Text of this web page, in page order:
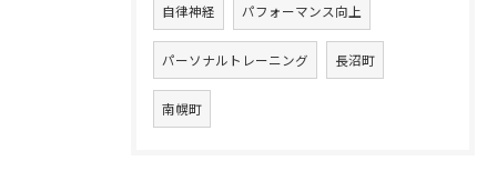
自律神経 パフォーマンス向上
パーソナルトレーニング 長沼町
南幌町